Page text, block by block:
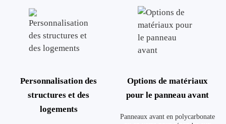
Personnalisation des
structures et des
logements
Options de matériaux
pour le panneau avant
Panneaux avant en polycarbonate